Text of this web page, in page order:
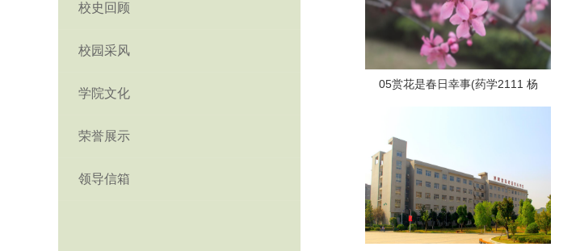
校史回顾
校园采风
学院文化
荣誉展示
领导信箱
05赏花是春日幸事(药学2111 杨